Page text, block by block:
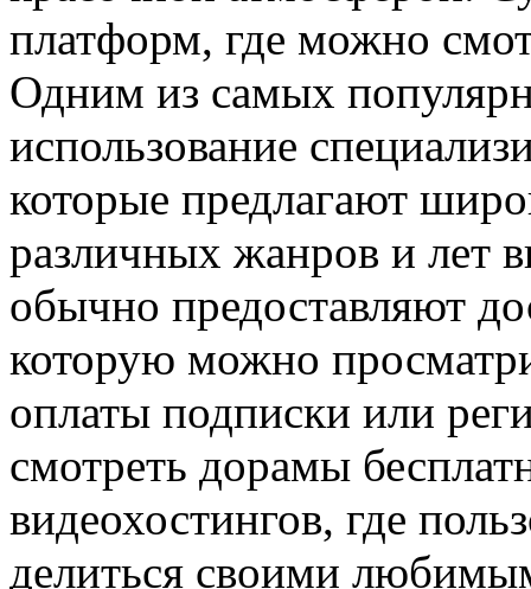
платформ, где можно
Одним из самых
использование
которые предлагают
различных жанров и лет
обычно предоставляют
которую можно
оплаты подписки или
смотреть дорамы
видеохостингов, где
делиться своими